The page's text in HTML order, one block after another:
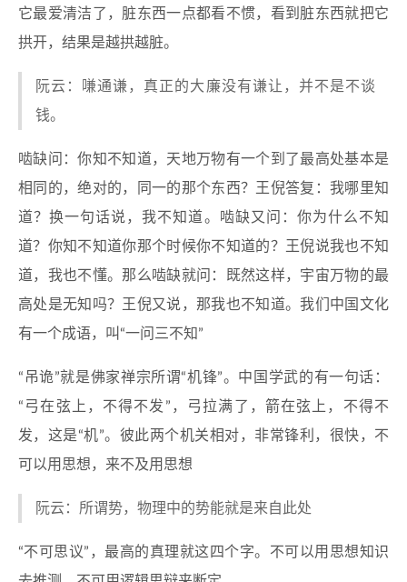
它最爱清洁了，脏东西一点都看不惯，看到脏东西就把它
拱开，结果是越拱越脏。
阮云：嗛通谦，真正的大廉没有谦让，并不是不谈
钱。
啮缺问：你知不知道，天地万物有一个到了最高处基本是
相同的，绝对的，同一的那个东西？王倪答复：我哪里知
道？换一句话说，我不知道。啮缺又问：你为什么不知
道？你知不知道你那个时候你不知道的？王倪说我也不知
道，我也不懂。那么啮缺就问：既然这样，宇宙万物的最
高处是无知吗？王倪又说，那我也不知道。我们中国文化
有一个成语，叫“一问三不知”
“吊诡”就是佛家禅宗所谓“机锋”。中国学武的有一句话：
“弓在弦上，不得不发”，弓拉满了，箭在弦上，不得不
发，这是“机”。彼此两个机关相对，非常锋利，很快，不
可以用思想，来不及用思想
阮云：所谓势，物理中的势能就是来自此处
“不可思议”，最高的真理就这四个字。不可以用思想知识